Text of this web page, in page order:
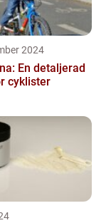
2024
En detaljerad
cyklister